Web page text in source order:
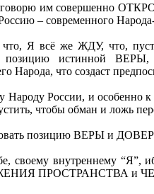
им совершенно
– современного
Я всё же ЖДУ, что,
позицию истинной
что создаст
Народу России, и особенно
чтобы обман и
позицию ВЕРЫ и
своему внутреннему
ПРОСТРАНСТВА и